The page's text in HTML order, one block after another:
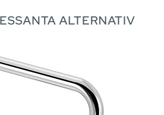
ALTERNATIV